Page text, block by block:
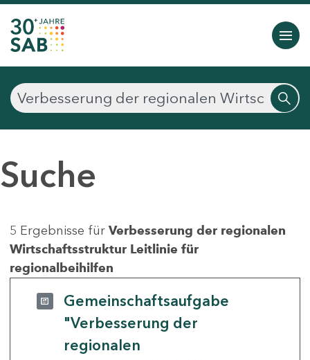
Suche
5 Ergebnisse für Verbesserung der regionalen
Wirtschaftsstruktur Leitlinie für
regionalbeihilfen
Gemeinschaftsaufgabe
"Verbesserung der
regionalen